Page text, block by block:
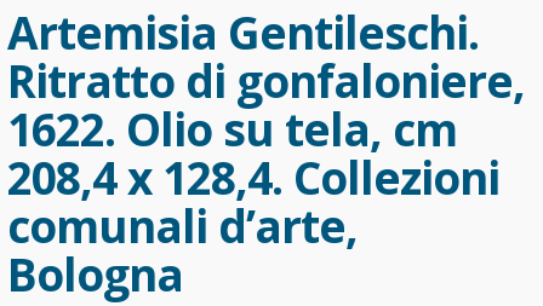
Artemisia Gentileschi.
Ritratto di gonfaloniere,
1622. Olio su tela, cm
208,4 x 128,4. Collezioni
comunali d’arte,
Bologna